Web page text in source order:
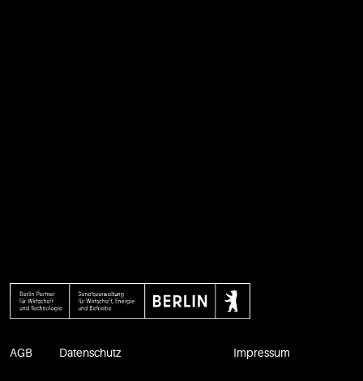
AGB Datenschutz Impressum